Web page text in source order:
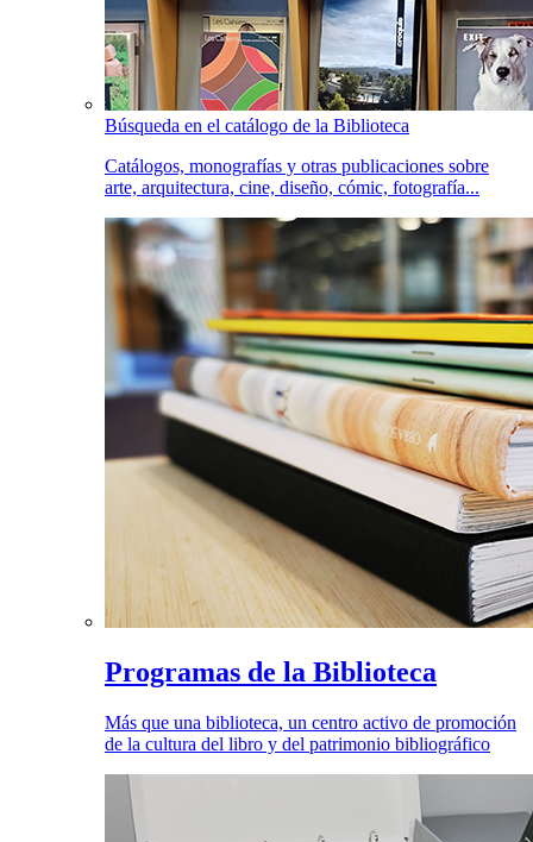
Búsqueda en el catálogo de la Biblioteca
Catálogos, monografías y otras publicaciones sobre
arte, arquitectura, cine, diseño, cómic, fotografía...
Programas de la Biblioteca
Más que una biblioteca, un centro activo de promoción
de la cultura del libro y del patrimonio bibliográfico